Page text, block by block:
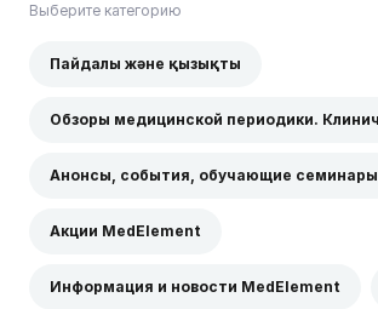
Выберите категорию
Пайдалы және қызықты
Анонсы, события, обучающие семинары
Акции MedElement
Информация и новости MedElement